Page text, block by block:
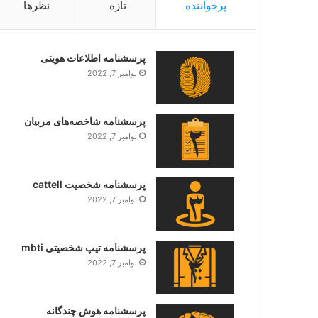
پرخواننده تازه نظرها
پرسشنامه اطلاعات هویتی
نوامبر 7, 2022
پرسشنامه شاخصه‌های مربیان
نوامبر 7, 2022
پرسشنامه شخصیت cattell
نوامبر 7, 2022
پرسشنامه تیپ شخصیتی mbti
نوامبر 7, 2022
پرسشنامه هوش چندگانه